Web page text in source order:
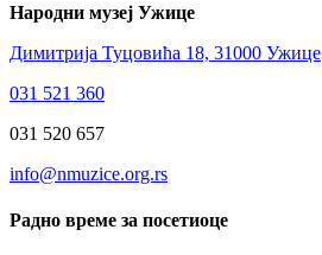
Народни музеј Ужице
Димитрија Туцовића 18, 31000 Ужице
031 521 360
031 520 657
info@nmuzice.org.rs
Радно време за посетиоце